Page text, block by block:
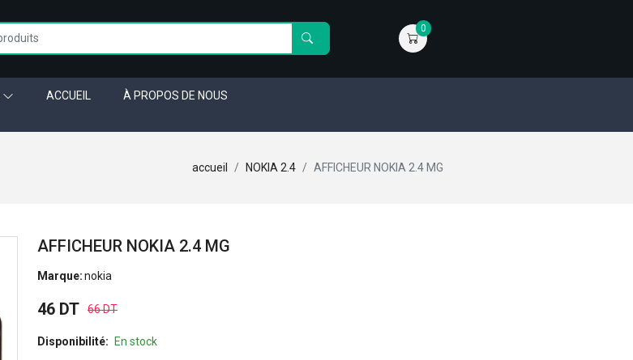
0
ACCUEIL À PROPOS DE NOUS
accueil NOKIA 2.4 AFFICHEUR NOKIA 2.4 MG
AFFICHEUR NOKIA 2.4 MG
Marque:nokia
46 DT 66 DT
Disponibilité: En stock